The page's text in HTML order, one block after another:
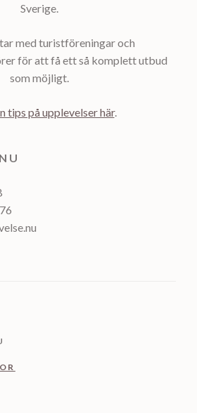
Sverige.
med turistföreningar och
för att få ett så komplett utbud
som möjligt.
tips på upplevelser här.